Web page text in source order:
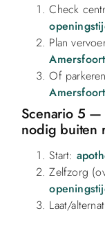
Check
Plan
Amersfoort
Of
Amersfoort
Scenario 5 —
nodig buiten
Start:
Zelfzorg
Laat/